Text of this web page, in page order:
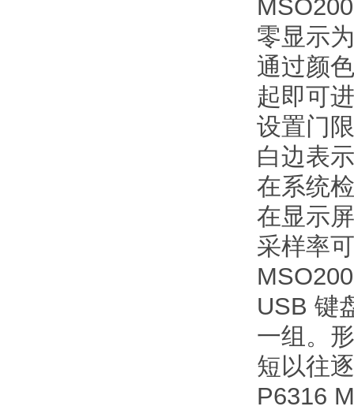
零显示
通过颜
起即可
设置门
白边表
在系统
在显示
采样率
USB 键
一组。
短以往
P6316